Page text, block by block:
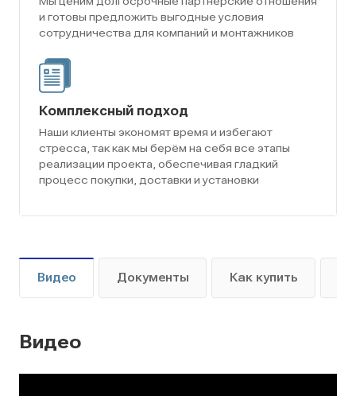
и готовы предложить выгодные условия
сотрудничества для компаний и монтажников
Комплексный подход
Наши клиенты экономят время и избегают
стресса, так как мы берём на себя все этапы
реализации проекта, обеспечивая гладкий
процесс покупки, доставки и установки
Видео Документы Как купить
Видео